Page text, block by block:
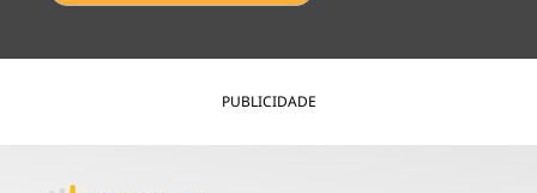
PUBLICIDADE